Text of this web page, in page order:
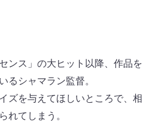
ンス」の大ヒット以降、作品を
るシャマラン監督。
ズを与えてほしいところで、相
れてしまう。